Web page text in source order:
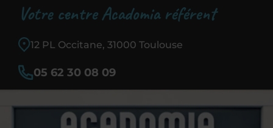
Votre centre Acadomia référent
12 PL Occitane, 31000 Toulouse
05 62 30 08 09